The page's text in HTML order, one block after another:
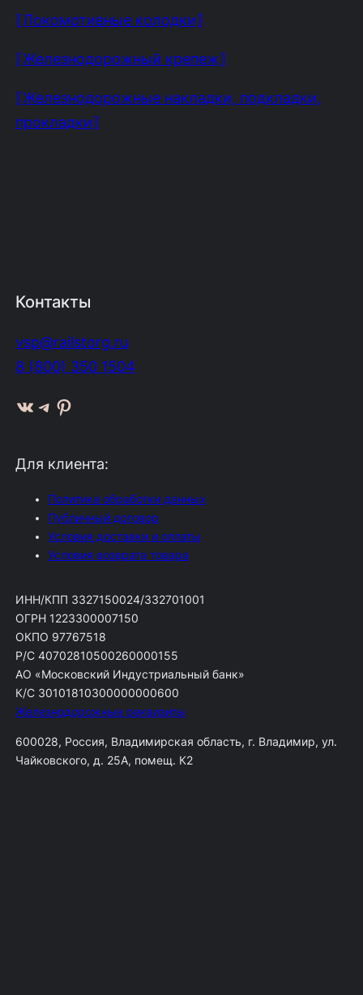
⟦Локомотивные колодки⟧
⟦Железнодорожный крепеж⟧
⟦Железнодорожные накладки, подкладки,
прокладки⟧
Контакты
vsp@railstorg.ru
8 (800) 350 1504
ВКонтакте Telegram Pinterest
Для клиента:
Политика обработки данных
Публичный договор
Условия доставки и оплаты
Условия возврата товара
ИНН/КПП 3327150024/332701001
ОГРН 1223300007150
ОКПО 97767518
Р/С 40702810500260000155
АО «Московский Индустриальный банк»
К/С 30101810300000000600
Железнодорожные реквизиты
600028, Россия, Владимирская область, г. Владимир, ул.
Чайковского, д. 25А, помещ. К2